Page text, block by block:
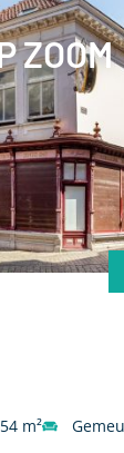
ZOOM
54 m²